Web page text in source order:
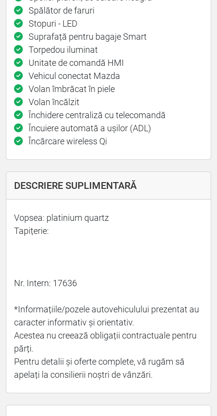
Spălător de faruri
Stopuri - LED
Suprafață pentru bagaje Smart
Torpedou iluminat
Unitate de comandă HMI
Vehicul conectat Mazda
Volan îmbrăcat în piele
Volan încălzit
Închidere centraliză cu telecomandă
Încuiere automată a ușilor (ADL)
Încărcare wireless Qi
DESCRIERE SUPLIMENTARĂ
Vopsea: platinium quartz
Tapițerie:
Nr. Intern: 17636
*Informațiile/pozele autovehiculului prezentat au
caracter informativ și orientativ.
Acestea nu creează obligații contractuale pentru
părți.
Pentru detalii și oferte complete, vă rugăm să
apelați la consilierii noștri de vânzări.